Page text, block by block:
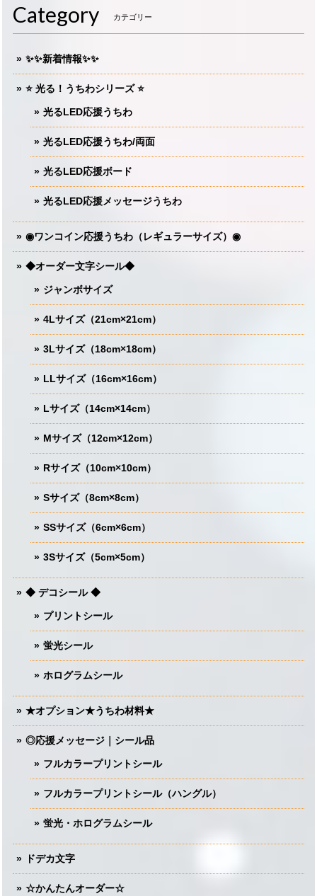
Category カテゴリー
✨✨新着情報✨✨
⭐️ 光る！うちわシリーズ ⭐️
光るLED応援うちわ
光るLED応援うちわ/両面
光るLED応援ボード
光るLED応援メッセージうちわ
◉ワンコイン応援うちわ（レギュラーサイズ）◉
◆オーダー文字シール◆
ジャンボサイズ
4Lサイズ（21cm×21cm）
3Lサイズ（18cm×18cm）
LLサイズ（16cm×16cm）
Lサイズ（14cm×14cm）
Mサイズ（12cm×12cm）
Rサイズ（10cm×10cm）
Sサイズ（8cm×8cm）
SSサイズ（6cm×6cm）
3Sサイズ（5cm×5cm）
◆ デコシール ◆
プリントシール
蛍光シール
ホログラムシール
★オプション★うちわ材料★
◎応援メッセージ｜シール品
フルカラープリントシール
フルカラープリントシール（ハングル）
蛍光・ホログラムシール
ドデカ文字
☆かんたんオーダー☆